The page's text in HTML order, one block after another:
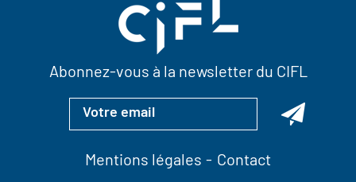
Abonnez-vous à la newsletter du CIFL
Mentions légales Contact